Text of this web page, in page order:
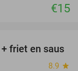
€15
37%
friet en saus
8.9 star